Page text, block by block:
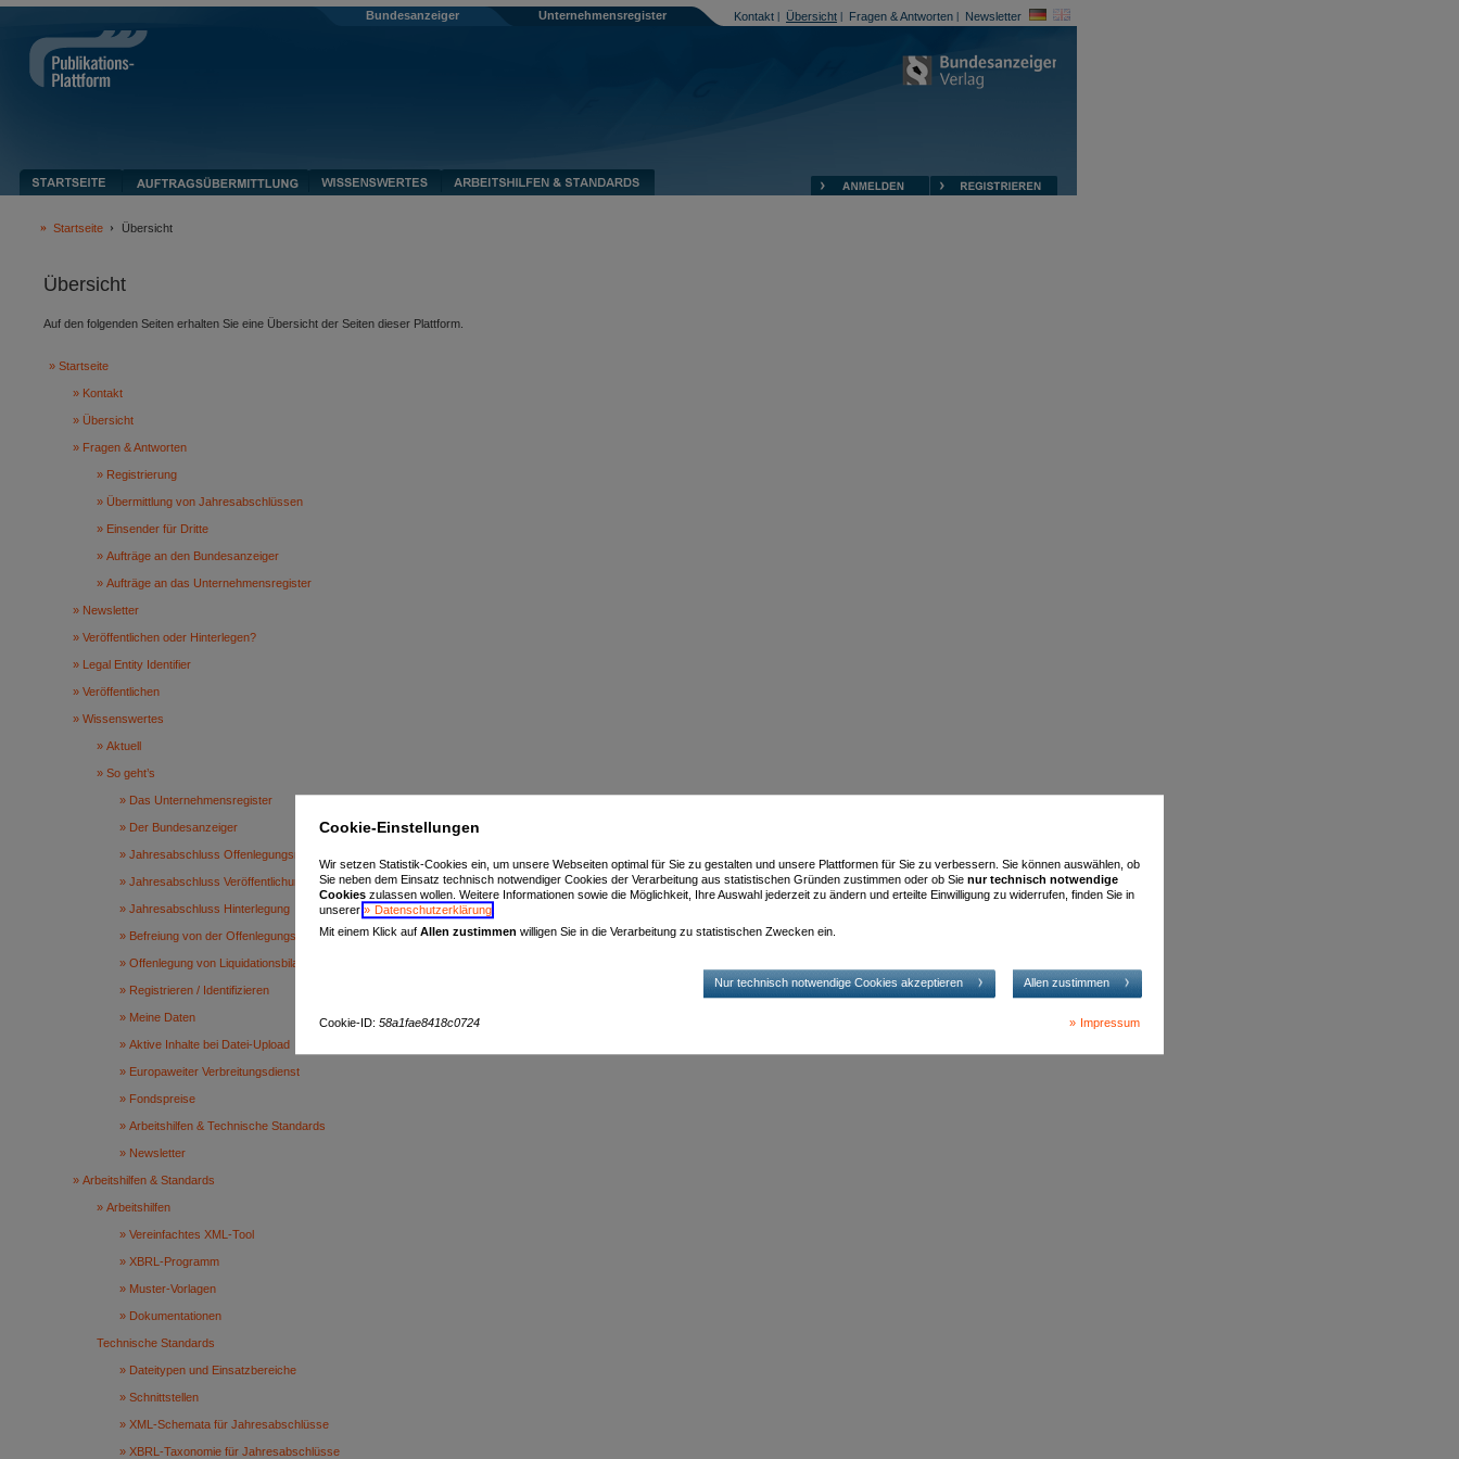
Kontakt Übersicht Fragen & Antworten Newsletter
Bundesanzeiger Unternehmensregister
Startseite Übersicht
Übersicht
Auf den folgenden Seiten erhalten Sie eine Übersicht der Seiten dieser Plattform.
Startseite
Kontakt
Übersicht
Fragen & Antworten
Registrierung
Übermittlung von Jahresabschlüssen
Einsender für Dritte
Aufträge an den Bundesanzeiger
Aufträge an das Unternehmensregister
Newsletter
Veröffentlichen oder Hinterlegen?
Legal Entity Identifier
Veröffentlichen
Wissenswertes
Aktuell
So geht’s
Das Unternehmensregister
Der Bundesanzeiger
Jahresabschluss Offenlegungsregeln
Jahresabschluss Veröffentlichung
Jahresabschluss Hinterlegung
Befreiung von der Offenlegungspflicht
Offenlegung von Liquidationsbilanzen
Registrieren / Identifizieren
Meine Daten
Aktive Inhalte bei Datei-Upload
Europaweiter Verbreitungsdienst
Fondspreise
Arbeitshilfen & Technische Standards
Newsletter
Arbeitshilfen & Standards
Arbeitshilfen
Vereinfachtes XML-Tool
XBRL-Programm
Muster-Vorlagen
Dokumentationen
Technische Standards
Dateitypen und Einsatzbereiche
Schnittstellen
XML-Schemata für Jahresabschlüsse
XBRL-Taxonomie für Jahresabschlüsse
Cookie-Einstellungen
Wir setzen Statistik-Cookies ein, um unsere Webseiten optimal für Sie zu gestalten und unsere Plattformen für Sie zu verbessern. Sie können auswählen, ob
Sie neben dem Einsatz technisch notwendiger Cookies der Verarbeitung aus statistischen Gründen zustimmen oder ob Sie nur technisch notwendige
Cookieszulassen wollen. Weitere Informationen sowie die Möglichkeit, Ihre Auswahl jederzeit zu ändern und erteilte Einwilligung zu widerrufen, finden Sie in
unserer
Datenschutzerklärung.
Mit einem Klick auf Allen zustimmen willigen Sie in die Verarbeitung zu statistischen Zwecken ein.
Nur technisch notwendige Cookies akzeptieren Allen zustimmen
Cookie-ID: 58a1fae8418c0724 Impressum